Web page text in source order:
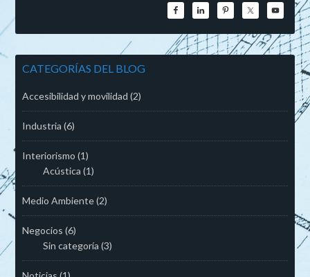
CATEGORÍAS DEL BLOG
Accesibilidad y movilidad (2)
Industria (6)
Interiorismo (1)
Acústica (1)
Medio Ambiente(2)
Negocios (6)
Sin categoría (3)